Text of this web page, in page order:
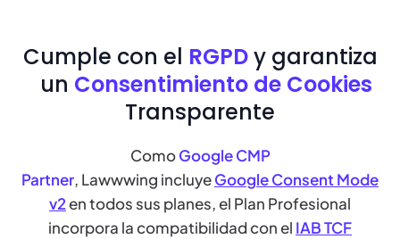
Cumple con el RGPDy garantiza
un Consentimiento de Cookies
Transparente
ComoGoogle CMP
Partner, Lawwwing incluyeGoogle Consent Mode
v2en todos sus planes, el Plan Profesional
incorpora la compatibilidad con el IAB TCF